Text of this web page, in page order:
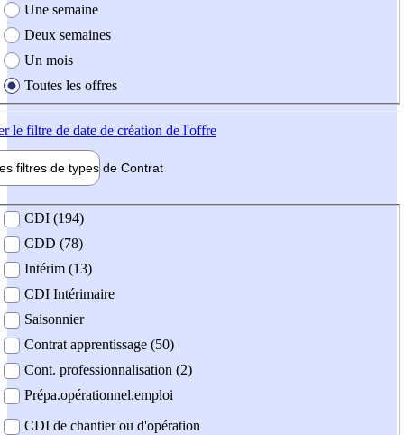
Une semaine
Deux semaines
Un mois
Toutes les offres
le filtre de date de création de l'offre
filtres de types de Contrat
contrat
CDI (194)
CDD (78)
Intérim (13)
CDI Intérimaire
Saisonnier
Contrat apprentissage (50)
Cont. professionnalisation (2)
Prépa.opérationnel.emploi
CDI de chantier ou d'opération